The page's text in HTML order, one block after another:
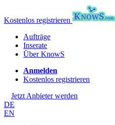
Kostenlos registrieren
Aufträge
Inserate
Über KnowS
Anmelden
Kostenlos registrieren
Jetzt Anbieter werden
DE
EN